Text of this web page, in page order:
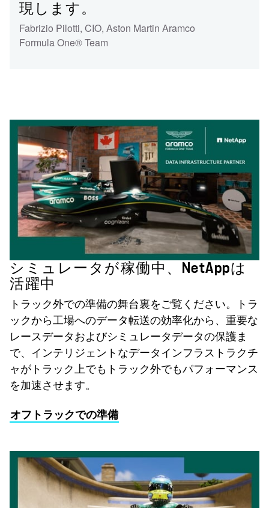
現します。
Fabrizio Pilotti, CIO, Aston Martin Aramco
Formula One® Team
シミュレータが稼働中、NetAppは
活躍中
トラック外での準備の舞台裏をご覧ください。トラ
ックから工場へのデータ転送の効率化から、重要な
レースデータおよびシミュレータデータの保護ま
で、インテリジェントなデータインフラストラクチ
ャがトラック上でもトラック外でもパフォーマンス
を加速させます。
オフトラックでの準備